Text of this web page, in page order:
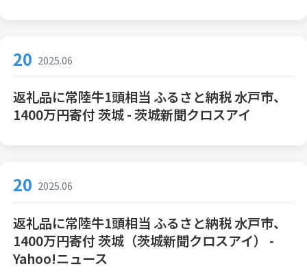
20 2025.06
返礼品に常陸牛1頭相当 ふるさと納税 水戸市、
1400万円寄付 茨城 - 茨城新聞クロスアイ
20 2025.06
返礼品に常陸牛1頭相当 ふるさと納税 水戸市、
1400万円寄付 茨城（茨城新聞クロスアイ） -
Yahoo!ニュース